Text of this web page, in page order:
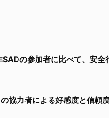
の参加者に比べて、安全
協力者による好感度と信頼